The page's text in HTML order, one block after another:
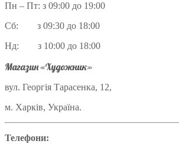
Пн – Пт: з 09:00 до 19:00
Сб: з 09:30 до 18:00
Нд: з 10:00 до 18:00
Магазин «Художник»
вул. Георгія Тарасенка, 12,
м. Харків, Україна.
Телефони: